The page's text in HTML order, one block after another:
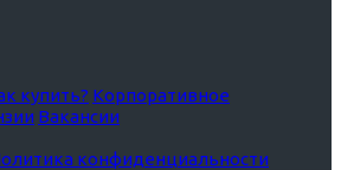
купить? Корпоративное
Вакансии
конфиденциальности